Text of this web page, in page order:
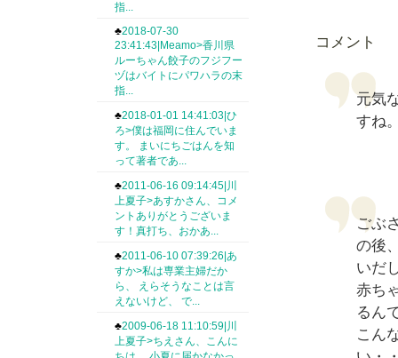
指...
♣2018-07-30
23:41:43|Meamo>香川県
ルーちゃん餃子のフジフー
ヅはバイトにパワハラの末
指...
♣2018-01-01 14:41:03|ひ
ろ>僕は福岡に住んでいま
す。 まいにちごはんを知
って著者であ...
♣2011-06-16 09:14:45|川
上夏子>あすかさん、コメ
ントありがとうございま
す！真打ち、おかあ...
♣2011-06-10 07:39:26|あ
すか>私は専業主婦だか
ら、 えらそうなことは言
えないけど、 で...
♣2009-06-18 11:10:59|川
上夏子>ちえさん、こんに
コメント
元気
すね
ごぶ
の後
いだ
赤ち
るん
こん